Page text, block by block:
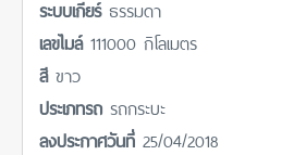
ระบบเกียร์ ธรรมดา
เลขไมล์ 111000 กิโลเมตร
สี ขาว
ประเภทรถ รถกระบะ
ลงประกาศวันที่ 25/04/2018